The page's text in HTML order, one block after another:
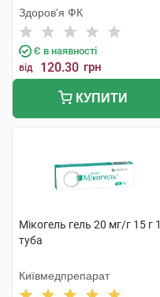
Здоров'я ФК
Є в наявності
від 120.30 грн
КУПИТИ
Мікогель гель 20 мг/г 15 г 1
туба
Київмедпрепарат